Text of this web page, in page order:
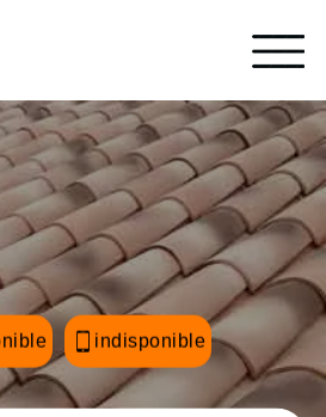
indisponible